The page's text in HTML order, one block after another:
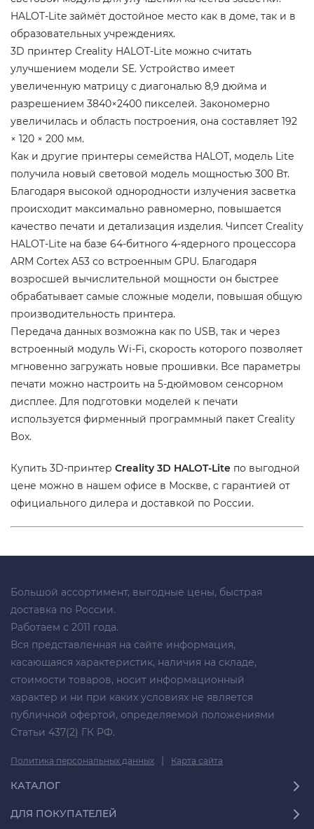
HALOT-Lite займёт достойное место как в доме, так и в
образовательных учреждениях.
3D принтер Creality HALOT-Lite можно считать
улучшением модели SE. Устройство имеет
увеличенную матрицу с диагональю 8,9 дюйма и
разрешением 3840×2400 пикселей. Закономерно
увеличилась и область построения, она составляет 192
× 120 × 200 мм.
Как и другие принтеры семейства HALOT, модель Lite
получила новый световой модель мощностью 300 Вт.
Благодаря высокой однородности излучения засветка
происходит максимально равномерно, повышается
качество печати и детализация изделия. Чипсет Creality
HALOT-Lite на базе 64-битного 4-ядерного процессора
ARM Cortex A53 со встроенным GPU. Благодаря
возросшей вычислительной мощности он быстрее
обрабатывает самые сложные модели, повышая общую
производительность принтера.
Передача данных возможна как по USB, так и через
встроенный модуль Wi-Fi, скорость которого позволяет
мгновенно загружать новые прошивки. Все параметры
печати можно настроить на 5-дюймовом сенсорном
дисплее. Для подготовки моделей к печати
используется фирменный программный пакет Creality
Box.
Купить 3D-принтер Creality 3D HALOT-Lite по выгодной
цене можно в нашем офисе в Москве, с гарантией от
официального дилера и доставкой по России.
Большой ассортимент, выгодные цены, быстрая
доставка по России.
Работаем с 2011 года.
Вся представленная на сайте информация,
касающаяся характеристик, наличия на складе,
стоимости товаров, носит информационный
характер и ни при каких условиях не является
публичной офертой, определяемой положениями
Статьи 437(2) ГК РФ.
Политика персональных данных | Карта сайта
КАТАЛОГ
ДЛЯ ПОКУПАТЕЛЕЙ